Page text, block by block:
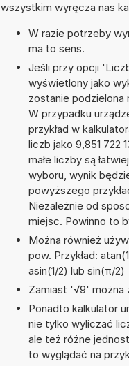
wszystkim wyręcza nas
W razie potrzeby
ma to sens.
Jeśli przy opcji
wyświetlony jako
zostanie podzielona
W przypadku
przykład w
liczb jako 9,851 722
małe liczby są
wyboru, wynik
powyższego
Niezależnie od
miejsc. Powinno to
Można również
pow. Przykład:
asin(1/2) lub sin(π/2)
Zamiast '√9' można
Ponadto kalkulator
nie tylko wyliczać
ale też różne
to wyglądać na